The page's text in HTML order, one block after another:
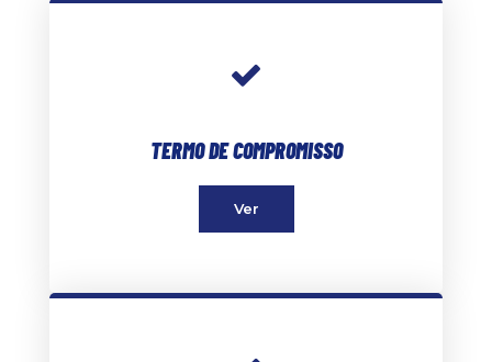
TERMO DE COMPROMISSO
Ver